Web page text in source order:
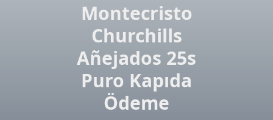
Montecristo
Churchills
Añejados 25s
Puro Kapıda
Ödeme